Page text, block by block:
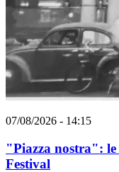
07/08/2026 - 14:15
"Piazza nostra": le
Festival